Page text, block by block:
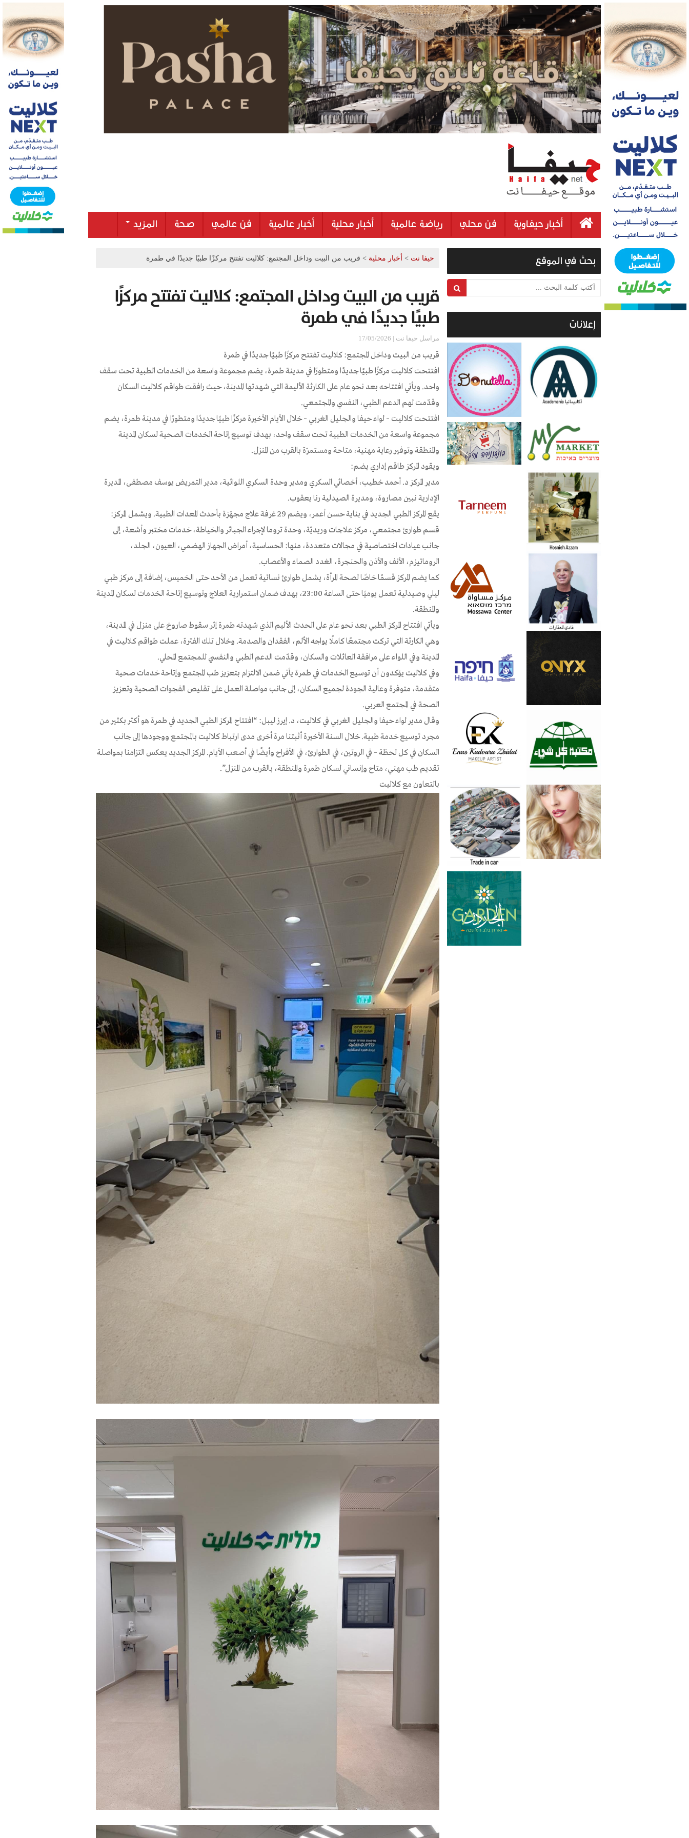
أخبار حيفاوية فن محلي رياضة عالمية أخبار محلية أخبار عالمية فن عالمي صحة المزيد
حيفا نت > أخبار محلية > قريب من البيت وداخل المجتمع: كلاليت تفتتح مركزًا طبيًا جديدًا في طمرة
قريب من البيت وداخل المجتمع: كلاليت تفتتح مركزًا
طبيًا جديدًا في طمرة
مراسل حيفا نت | 17/05/2026
قريب من البيت وداخل المجتمع: كلاليت تفتتح مركزًا طبيًا جديدًا في طمرة
افتتحت كلاليت مركزًا طبيًا جديدًا ومتطورًا في مدينة طمرة، يضم مجموعة واسعة من الخدمات الطبية تحت سقف
واحد. ويأتي افتتاحه بعد نحو عام على الكارثة الأليمة التي شهدتها المدينة، حيث رافقت طواقم كلاليت السكان
وقدّمت لهم الدعم الطبي، النفسي والمجتمعي.
افتتحت كلاليت – لواء حيفا والجليل الغربي – خلال الأيام الأخيرة مركزًا طبيًا جديدًا ومتطورًا في مدينة طمرة، يضم
مجموعة واسعة من الخدمات الطبية تحت سقف واحد، بهدف توسيع إتاحة الخدمات الصحية لسكان المدينة
والمنطقة وتوفير رعاية مهنية، متاحة ومستمرّة بالقرب من المنزل.
ويقود المركز طاقم إداري يضم:
مدير المركز د. أحمد خطيب، أخصائي السكري ومدير وحدة السكري اللوائية، مدير التمريض يوسف مصطفى، المديرة
الإدارية نبين مصاروة، ومديرة الصيدلية رنا يعقوب.
يقع المركز الطبي الجديد في بناية حسن أعمر، ويضم 29 غرفة علاج مجهّزة بأحدث المعدات الطبية. ويشمل المركز:
قسم طوارئ مجتمعي، مركز علاجات وريديّة، وحدة تروما لإجراء الجبائر والخياطة، خدمات مختبر وأشعة، إلى
جانب عيادات اختصاصية في مجالات متعددة، منها: الحساسية، أمراض الجهاز الهضمي، العيون، الجلد،
الروماتيزم، الأنف والأذن والحنجرة، الغدد الصماء والأعصاب.
كما يضم المركز قسمًا خاصًا لصحة المرأة، يشمل طوارئ نسائية تعمل من الأحد حتى الخميس، إضافة إلى مركز طبي
ليلي وصيدلية تعمل يوميًا حتى الساعة 23:00، بهدف ضمان استمرارية العلاج وتوسيع إتاحة الخدمات لسكان المدينة
والمنطقة.
ويأتي افتتاح المركز الطبي بعد نحو عام على الحدث الأليم الذي شهدته طمرة إثر سقوط صاروخ على منزل في المدينة،
وهي الكارثة التي تركت مجتمعًا كاملًا يواجه الألم، الفقدان والصدمة. وخلال تلك الفترة، عملت طواقم كلاليت في
المدينة وفي اللواء على مرافقة العائلات والسكان، وقدّمت الدعم الطبي والنفسي للمجتمع المحلي.
وفي كلاليت يؤكدون أن توسيع الخدمات في طمرة يأتي ضمن الالتزام بتعزيز طب المجتمع وإتاحة خدمات صحية
متقدمة، متوفرة وعالية الجودة لجميع السكان، إلى جانب مواصلة العمل على تقليص الفجوات الصحية وتعزيز
الصحة في المجتمع العربي.
وقال مدير لواء حيفا والجليل الغربي في كلاليت، د. إيرز ليبل: “افتتاح المركز الطبي الجديد في طمرة هو أكثر بكثير من
مجرد توسيع خدمة طبية. خلال السنة الأخيرة أثبتنا مرة أخرى مدى ارتباط كلاليت بالمجتمع ووجودها إلى جانب
السكان في كل لحظة – في الروتين، في الطوارئ، في الأفراح وأيضًا في أصعب الأيام. المركز الجديد يعكس التزامنا بمواصلة
تقديم طب مهني، متاح وإنساني لسكان طمرة والمنطقة، بالقرب من المنزل”.
بالتعاون مع كلاليت
بحث في الموقع
أكتب كلمة البحث ...
إعلانات